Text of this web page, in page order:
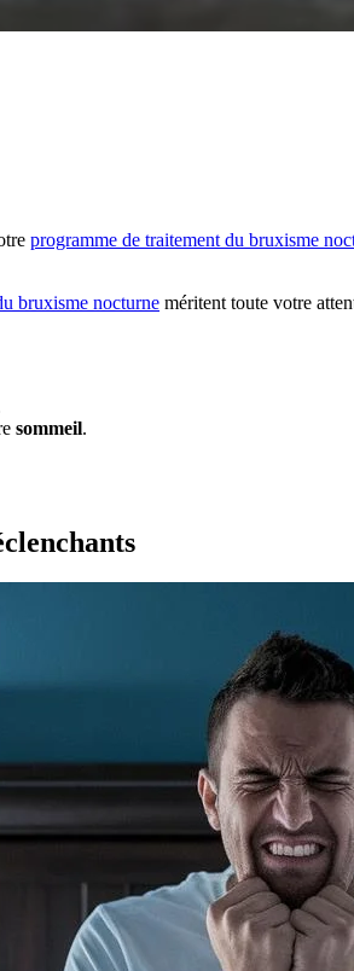
programme de traitement du bruxisme
bruxisme nocturne méritent toute votre
sommeil.